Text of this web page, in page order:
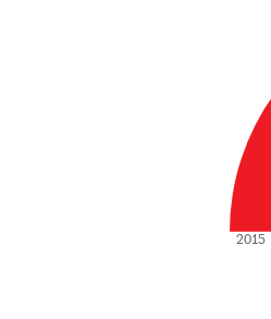
2015